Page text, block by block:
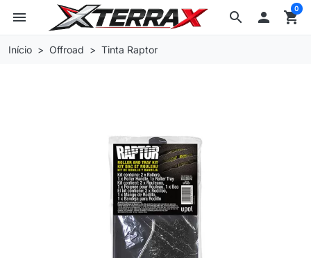
search
menu  shopping_cart
0
Início Offroad Tinta Raptor